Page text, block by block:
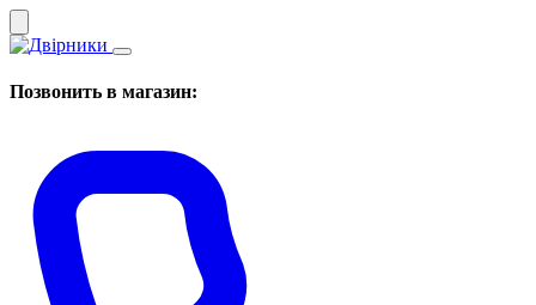
Позвонить в магазин: